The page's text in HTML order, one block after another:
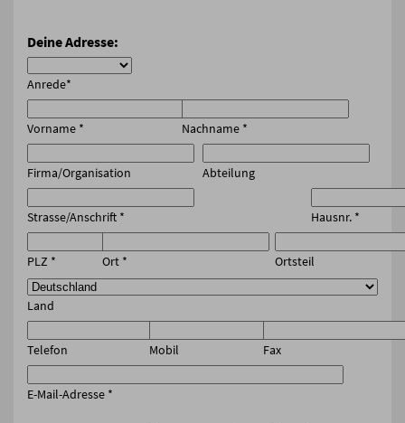
Deine Adresse:
Anrede*
Vorname * Nachname *
Firma/Organisation Abteilung
Strasse/Anschrift * Hausnr. *
PLZ * Ort * Ortsteil
Land
Telefon Mobil Fax
E-Mail-Adresse *